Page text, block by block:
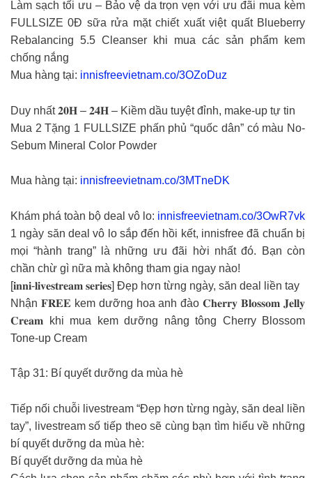
Làm sạch tối ưu – Bảo vệ da trọn vẹn với ưu đãi mua kèm
FULLSIZE 0Đ sữa rửa mặt chiết xuất việt quất Blueberry
Rebalancing 5.5 Cleanser khi mua các sản phẩm kem
chống nắng
Mua hàng tại: innisfreevietnam.co/3OZoDuz
Duy nhất 𝟐𝟎𝐇 – 𝟐𝟒𝐇 – Kiềm dầu tuyệt đỉnh, make-up tự tin
Mua 2 Tặng 1 FULLSIZE phấn phủ “quốc dân” có màu No-
Sebum Mineral Color Powder
Mua hàng tại: innisfreevietnam.co/3MTneDK
Khám phá toàn bộ deal vô lo: innisfreevietnam.co/3OwR7vk
1 ngày săn deal vô lo sắp đến hồi kết, innisfree đã chuẩn bị
mọi “hành trang” là những ưu đãi hời nhất đó. Bạn còn
chần chừ gì nữa mà không tham gia ngay nào!
[𝐢𝐧𝐧𝐢-𝐥𝐢𝐯𝐞𝐬𝐭𝐫𝐞𝐚𝐦 𝐬𝐞𝐫𝐢𝐞𝐬] Đẹp hơn từng ngày, săn deal liền tay
Nhận 𝐅𝐑𝐄𝐄 kem dưỡng hoa anh đào 𝐂𝐡𝐞𝐫𝐫𝐲 𝐁𝐥𝐨𝐬𝐬𝐨𝐦 𝐉𝐞𝐥𝐥𝐲
𝐂𝐫𝐞𝐚𝐦 khi mua kem dưỡng nâng tông Cherry Blossom
Tone-up Cream
Tập 31: Bí quyết dưỡng da mùa hè
Tiếp nối chuỗi livestream “Đẹp hơn từng ngày, săn deal liền
tay”, livestream số tiếp theo sẽ cùng bạn tìm hiểu về những
bí quyết dưỡng da mùa hè:
Bí quyết dưỡng da mùa hè